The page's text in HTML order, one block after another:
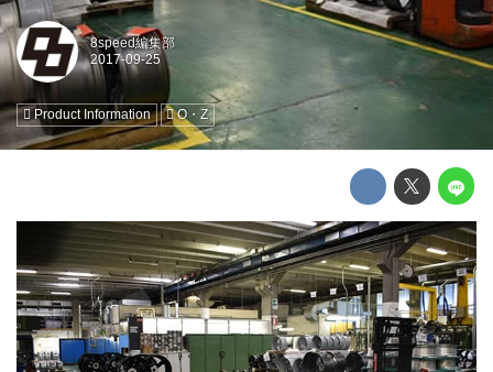
8speed編集部
Product Information O・Z